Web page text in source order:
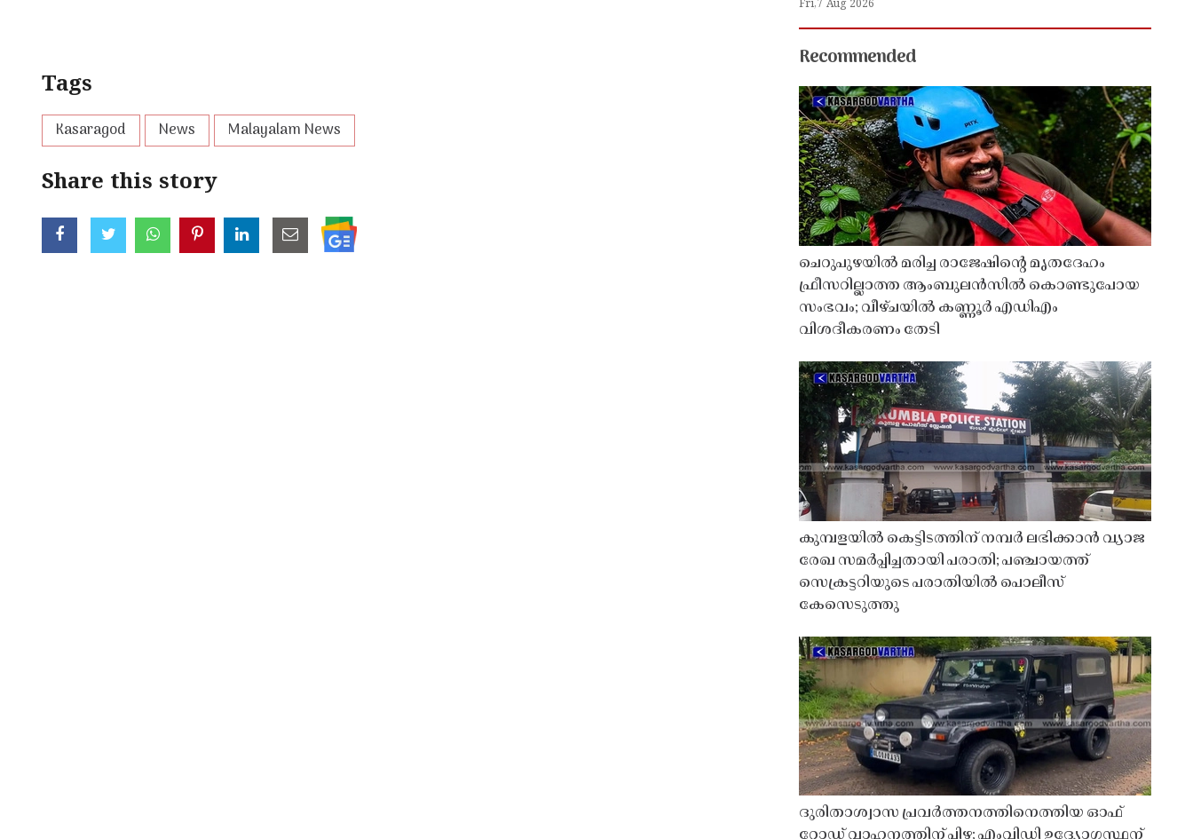
Tags
Kasaragod News Malayalam News
Share this story
Fri,7 Aug 2026
Recommended
ചെറുപുഴയിൽ മരിച്ച രാജേഷിൻ്റെ മൃതദേഹം
ഫ്രീസറില്ലാത്ത ആംബുലൻസിൽ കൊണ്ടുപോയ
സംഭവം; വീഴ്ചയിൽ കണ്ണൂർ എഡിഎം
വിശദീകരണം തേടി
കുമ്പളയിൽ കെട്ടിടത്തിന് നമ്പർ ലഭിക്കാൻ വ്യാജ
രേഖ സമർപ്പിച്ചതായി പരാതി; പഞ്ചായത്ത്
സെക്രട്ടറിയുടെ പരാതിയിൽ പൊലീസ്
കേസെടുത്തു
ദുരിതാശ്വാസ പ്രവർത്തനത്തിനെത്തിയ ഓഫ്